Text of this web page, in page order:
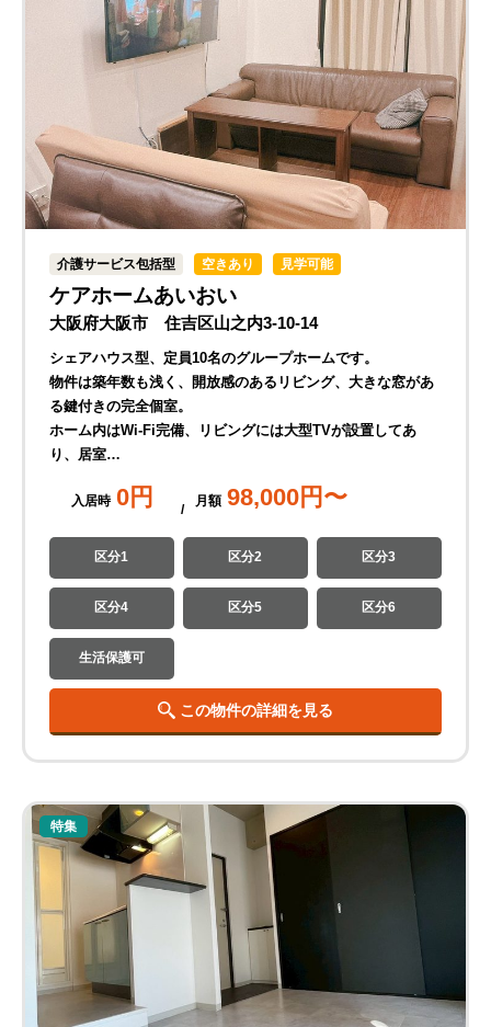
介護サービス包括型 空きあり 見学可能
ケアホームあいおい
大阪府大阪市 住吉区山之内3-10-14
入居時 0円 月額 98,000円〜
シェアハウス型、定員10名のグループホームです。
物件は築年数も浅く、開放感のあるリビング、大きな窓があ
る鍵付きの完全個室。
ホーム内はWi-Fi完備、リビングには大型TVが設置してあ
り、居室…
区分1 区分2 区分3
区分4 区分5 区分6
生活保護可
この物件の詳細を見る
特集